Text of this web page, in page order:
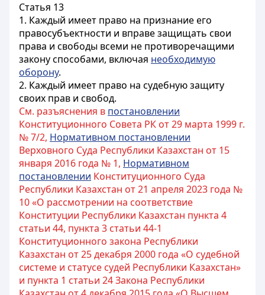
Статья 13
1. Каждый имеет право на признание его
правосубъектности и вправе защищать свои
права и свободы всеми не противоречащими
закону способами, включая необходимую
оборону.
2. Каждый имеет право на судебную защиту
своих прав и свобод.
См. разъяснения в постановлении
Конституционного Совета РК от 29 марта 1999 г.
№ 7/2, Нормативном постановлении
Верховного Суда Республики Казахстан от 15
января 2016 года № 1, Нормативном
постановлении Конституционного Суда
Республики Казахстан от 21 апреля 2023 года №
10 «О рассмотрении на соответствие
Конституции Республики Казахстан пункта 4
статьи 44, пункта 3 статьи 44-1
Конституционного закона Республики
Казахстан от 25 декабря 2000 года «О судебной
системе и статусе судей Республики Казахстан»
и пункта 1 статьи 24 Закона Республики